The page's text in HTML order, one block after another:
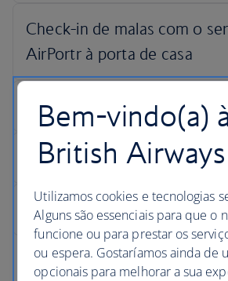
Bem-vindo(a)
British Airways
Utilizamos cookies e tecnologias
Alguns são essenciais para que o
funcione ou para prestar os
ou espera. Gostaríamos ainda de
opcionais para melhorar a sua